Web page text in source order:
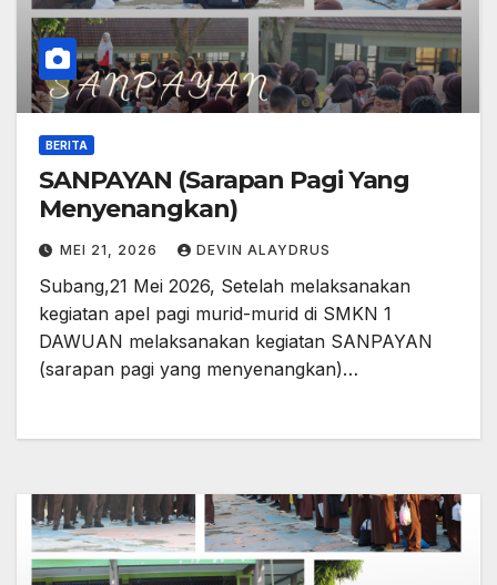
BERITA
SANPAYAN (Sarapan Pagi Yang
Menyenangkan)
MEI 21, 2026 DEVIN ALAYDRUS
Subang,21 Mei 2026, Setelah melaksanakan
kegiatan apel pagi murid-murid di SMKN 1
DAWUAN melaksanakan kegiatan SANPAYAN
(sarapan pagi yang menyenangkan)…